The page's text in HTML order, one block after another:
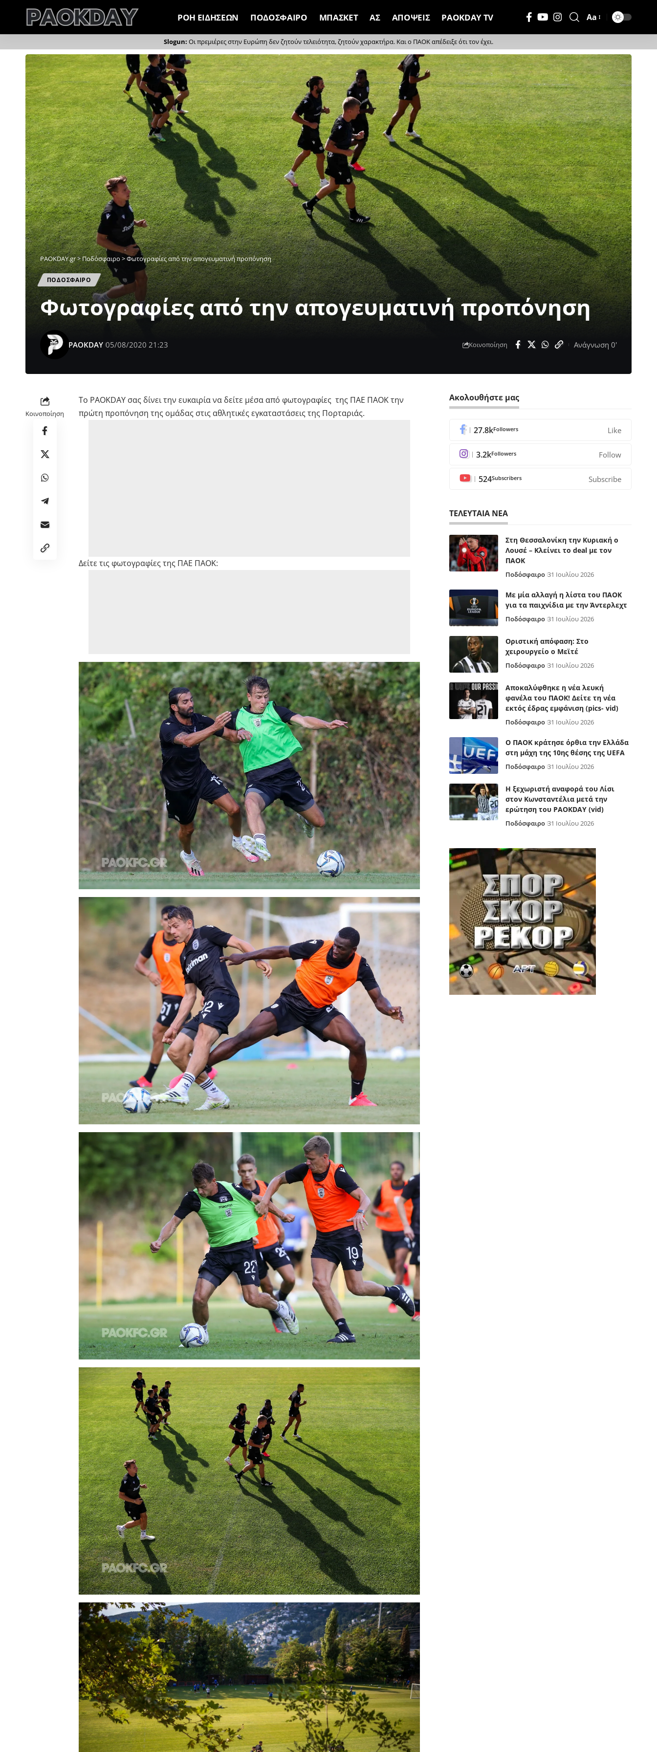
ΡΟΗ ΕΙΔΗΣΕΩΝ ΠΟΔΟΣΦΑΙΡΟ ΜΠΑΣΚΕΤ ΑΣ ΑΠΟΨΕΙΣ PAOKDAY TV
Μέγεθος
Γραμματοσειράς
Aa
Οι πρεμιέρες στην Ευρώπη δεν ζητούν τελειότητα, ζητούν χαρακτήρα. Και ο ΠΑΟΚ απέδειξε ότι τον έχει.
PAOKDAY.gr>Ποδόσφαιρο >Φωτογραφίες από την απογευματινή προπόνηση
ΠΟΔΟΣΦΑΙΡΟ
Φωτογραφίες από την απογευματινή προπόνηση
PAOKDAY 05/08/2020 21:23 Κοινοποίηση Ανάγνωση 0'
Κοινοποίηση
Το PAOKDAY σας δίνει την ευκαιρία να δείτε μέσα από φωτογραφίες της ΠΑΕ ΠΑΟΚ την
πρώτη προπόνηση της ομάδας στις αθλητικές εγκαταστάσεις της Πορταριάς.
Δείτε τις φωτογραφίες της ΠΑΕ ΠΑΟΚ:
Ακολουθήστε μας
27.8kFollowers Like
3.2kFollowers Follow
524Subscribers Subscribe
ΤΕΛΕΥΤΑΙΑ ΝΕΑ
Στη Θεσσαλονίκη την Κυριακή ο
Λουσέ – Κλείνει το deal με τον
ΠΑΟΚ
Ποδόσφαιρο 31 Ιουλίου 2026
Με μία αλλαγή η λίστα του ΠΑΟΚ
για τα παιχνίδια με την Άντερλεχτ
Ποδόσφαιρο 31 Ιουλίου 2026
Οριστική απόφαση: Στο
χειρουργείο ο Μεϊτέ
Ποδόσφαιρο 31 Ιουλίου 2026
Αποκαλύφθηκε η νέα λευκή
φανέλα του ΠΑΟΚ! Δείτε τη νέα
εκτός έδρας εμφάνιση (pics- vid)
Ποδόσφαιρο 31 Ιουλίου 2026
Ο ΠΑΟΚ κράτησε όρθια την Ελλάδα
στη μάχη της 10ης θέσης της UEFA
Ποδόσφαιρο 31 Ιουλίου 2026
Η ξεχωριστή αναφορά του Λίσι
στον Κωνσταντέλια μετά την
ερώτηση του PAOKDAY (vid)
Ποδόσφαιρο 31 Ιουλίου 2026